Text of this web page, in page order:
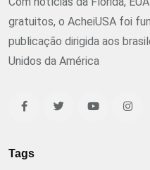
gratuitos, o AcheiUSA foi
publicação dirigida aos
Unidos da América
Tags